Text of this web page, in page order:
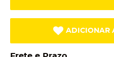
ADICIONAR